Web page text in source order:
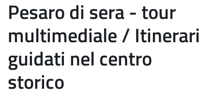
principale
Pesaro di sera - tour
multimediale / Itinerari
guidati nel centro
storico